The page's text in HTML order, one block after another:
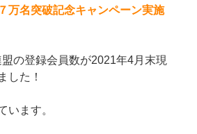
万名突破記念キャンペーン実施
盟の登録会員数が2021年4月末現
した！
います。